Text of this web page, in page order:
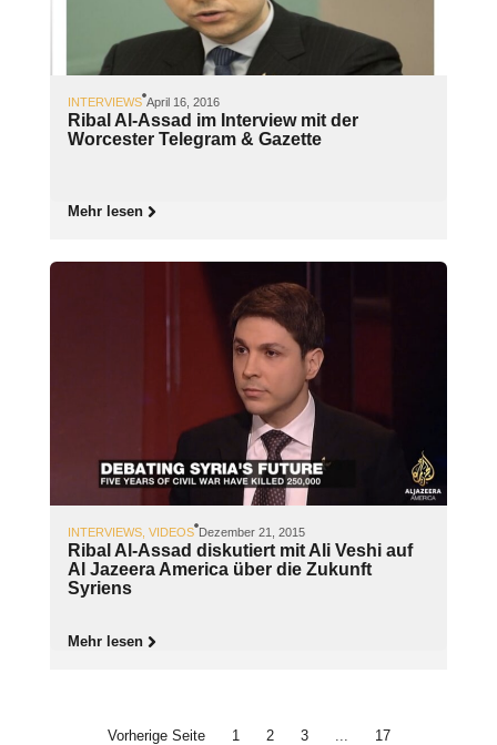
INTERVIEWS April 16, 2016
Ribal Al-Assad im Interview mit der
Worcester Telegram & Gazette
Mehr lesen
INTERVIEWS, VIDEOS Dezember 21, 2015
Ribal Al-Assad diskutiert mit Ali Veshi auf
Al Jazeera America über die Zukunft
Syriens
Mehr lesen
Vorherige Seite 1 2 3 17